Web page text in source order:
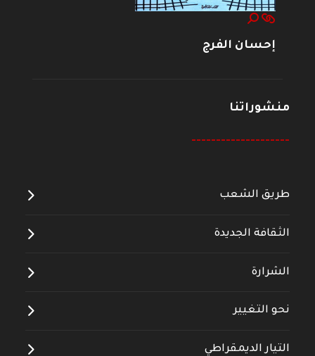
إحسان الفرج
منشوراتنا
--------------------
طريق الشعب
الثقافة الجديدة
الشرارة
نحو التغيير
التيار الديمقراطي